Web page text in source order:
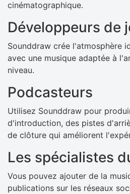
cinématographique.
Développeurs de
Sounddraw crée l'atmosphère
avec une musique adaptée à
niveau.
Podcasteurs
Utilisez Sounddraw pour
d'introduction, des pistes
de clôture qui améliorent
Les spécialistes
Vous pouvez ajouter de la
publications sur les réseaux